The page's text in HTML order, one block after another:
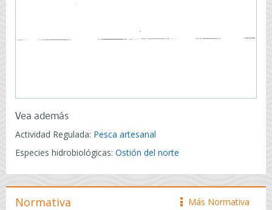
Vea además
Actividad Regulada: Pesca artesanal
Especies hidrobiológicas: Ostión del norte
icono
Más Normativa
Normativa